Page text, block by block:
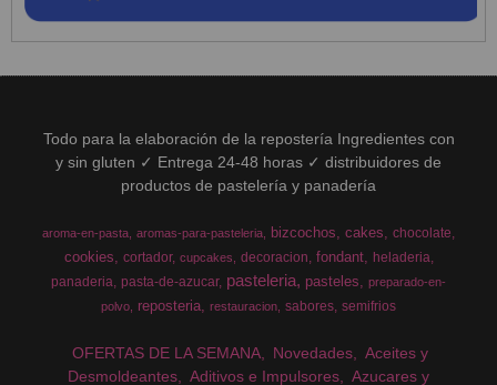
Todo para la elaboración de la repostería Ingredientes con
y sin gluten ✓ Entrega 24-48 horas ✓ distribuidores de
productos de pastelería y panadería
aroma-en-pasta aromas-para-pasteleria bizcochos cakes chocolate
cookies cortador cupcakes decoracion fondant
heladeria
panaderia pasta-de-azucar pasteleria pasteles
preparado-en-
polvo
reposteria restauracion sabores semifrios
OFERTAS DE LA SEMANA Novedades
Aceites y
Desmoldeantes
Aditivos e Impulsores
Azucares y